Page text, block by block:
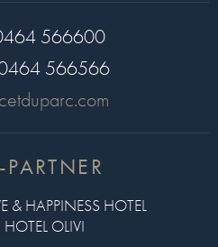
566600
566566
& HAPPINESS HOTEL
HOTEL OLIVI